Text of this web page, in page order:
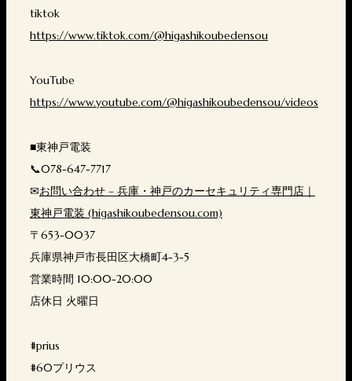
tiktok
https://www.tiktok.com/@higashikoubedensou
YouTube
https://www.youtube.com/@higashikoubedensou/videos
■東神戸電装
📞078-647-7717
✉お問い合わせ – 兵庫・神戸のカーセキュリティ専門店｜
東神戸電装 (higashikoubedensou.com)
〒653-0037
兵庫県神戸市長田区大橋町4-3-5
営業時間 10:00-20:00
店休日 火曜日
#prius
#60プリウス